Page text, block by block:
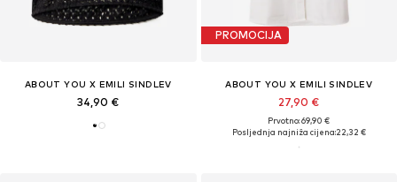
ABOUT YOU X EMILI SINDLEV
34,90 €
PROMOCIJA
ABOUT YOU X EMILI SINDLEV
27,90 €
Prvotno: 69,90 €
Posljednja najniža cijena:22,32 €